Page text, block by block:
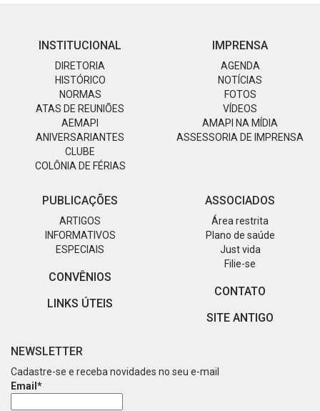
INSTITUCIONAL
DIRETORIA
HISTÓRICO
NORMAS
ATAS DE REUNIÕES
AEMAPI
ANIVERSARIANTES
CLUBE
COLÔNIA DE FÉRIAS
IMPRENSA
AGENDA
NOTÍCIAS
FOTOS
VÍDEOS
AMAPI NA MÍDIA
ASSESSORIA DE IMPRENSA
PUBLICAÇÕES
ARTIGOS
INFORMATIVOS
ESPECIAIS
CONVÊNIOS
LINKS ÚTEIS
ASSOCIADOS
Área restrita
Plano de saúde
Just vida
Filie-se
CONTATO
SITE ANTIGO
NEWSLETTER
Cadastre-se e receba novidades no seu e-mail
Email*